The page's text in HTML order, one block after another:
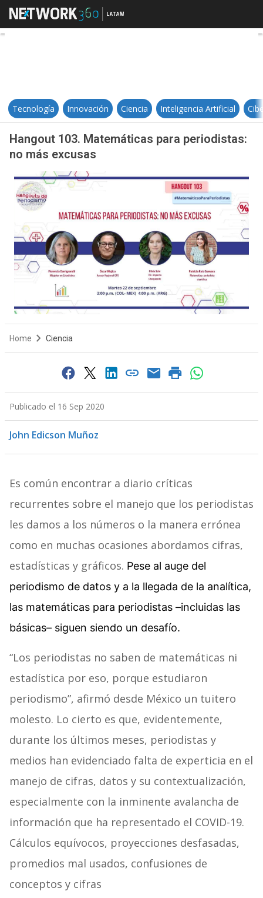
Hangout 103. Matemáticas para
Tecnología Innovación Ciencia Inteligencia Artificial
Hangout 103. Matemáticas para periodistas:
no más excusas
Home Ciencia
Publicado el 16 Sep 2020
John Edicson Muñoz
Es común encontrar a diario críticas
recurrentes sobre el manejo que los periodistas
les damos a los números o la manera errónea
como en muchas ocasiones abordamos cifras,
estadísticas y gráficos. Pese al auge del
periodismo de datos y a la llegada de la analítica,
las matemáticas para periodistas –incluidas las
básicas– siguen siendo un desafío.
“Los periodistas no saben de matemáticas ni
estadística por eso, porque estudiaron
periodismo”, afirmó desde México un tuitero
molesto. Lo cierto es que, evidentemente,
durante los últimos meses, periodistas y
medios han evidenciado falta de experticia en el
manejo de cifras, datos y su contextualización,
especialmente con la inminente avalancha de
información que ha representado el COVID-19.
Cálculos equívocos, proyecciones desfasadas,
promedios mal usados, confusiones de
conceptos y cifras